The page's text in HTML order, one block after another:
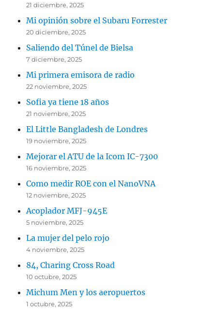
21 diciembre, 2025
Mi opinión sobre el Subaru Forrester
20 diciembre, 2025
Saliendo del Túnel de Bielsa
7 diciembre, 2025
Mi primera emisora de radio
22 noviembre, 2025
Sofia ya tiene 18 años
21 noviembre, 2025
El Little Bangladesh de Londres
19 noviembre, 2025
Mejorar el ATU de la Icom IC-7300
16 noviembre, 2025
Como medir ROE con el NanoVNA
12 noviembre, 2025
Acoplador MFJ-945E
5 noviembre, 2025
La mujer del pelo rojo
4 noviembre, 2025
84, Charing Cross Road
10 octubre, 2025
Michum Men y los aeropuertos
1 octubre, 2025